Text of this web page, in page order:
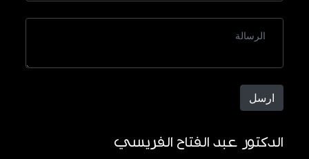
ارسل
الدكتور عبد الفتاح الفريسي